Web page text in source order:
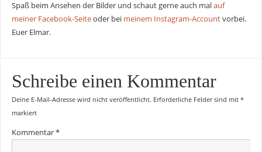
Spaß beim Ansehen der Bilder und schaut gerne auch malauf
meiner Facebook-Seiteoder bei meinem Instagram-Accountvorbei.
Euer Elmar.
Schreibe einen Kommentar
Deine E-Mail-Adresse wird nicht veröffentlicht. Erforderliche Felder sind mit *
markiert
Kommentar*